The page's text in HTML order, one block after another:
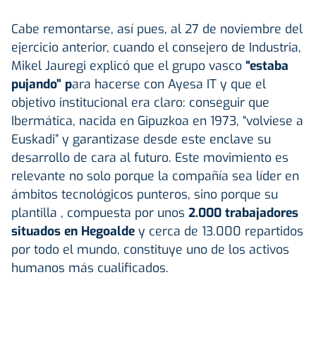
Cabe remontarse, así pues, al 27 de noviembre del
ejercicio anterior, cuando el consejero de Industria,
Mikel Jauregi explicó que el grupo vasco “estaba
pujando” para hacerse con Ayesa IT y que el
objetivo institucional era claro: conseguir que
Ibermática, nacida en Gipuzkoa en 1973, “volviese a
Euskadi” y garantizase desde este enclave su
desarrollo de cara al futuro. Este movimiento es
relevante no solo porque la compañía sea líder en
ámbitos tecnológicos punteros, sino porque su
plantilla , compuesta por unos 2.000 trabajadores
situados en Hegoalde y cerca de 13.000 repartidos
por todo el mundo, constituye uno de los activos
humanos más cualificados.